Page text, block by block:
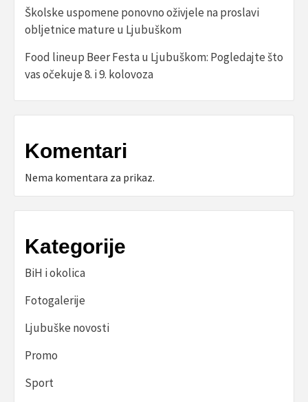
Školske uspomene ponovno oživjele na proslavi
obljetnice mature u Ljubuškom
Food lineup Beer Festa u Ljubuškom: Pogledajte što
vas očekuje 8. i 9. kolovoza
Komentari
Nema komentara za prikaz.
Kategorije
BiH i okolica
Fotogalerije
Ljubuške novosti
Promo
Sport